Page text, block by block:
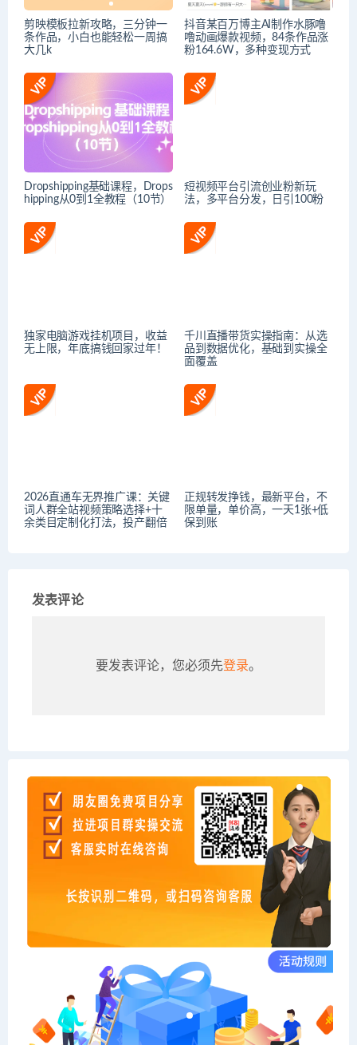
剪映模板拉新攻略，三分钟一
条作品，小白也能轻松一周搞
大几k
抖音某百万博主AI制作水豚噜
噜动画爆款视频，84条作品涨
粉164.6W，多种变现方式
Dropshipping基础课程，Drops
hipping从0到1全教程（10节）
短视频平台引流创业粉新玩
法，多平台分发，日引100粉
独家电脑游戏挂机项目，收益
无上限，年底搞钱回家过年！
千川直播带货实操指南：从选
品到数据优化，基础到实操全
面覆盖
2026直通车无界推广课：关键
词人群全站视频策略选择+十
余类目定制化打法，投产翻倍
正规转发挣钱，最新平台，不
限单量，单价高，一天1张+低
保到账
发表评论
要发表评论，您必须先登录。